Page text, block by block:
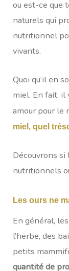
ou est-ce que
naturels qui
nutritionnel
vivants.
Quoi qu’il en
miel. En fait,
amour pour le
miel, quel
Découvrons
nutritionnels
Les ours ne
En général,
l’herbe, des
petits
quantité de